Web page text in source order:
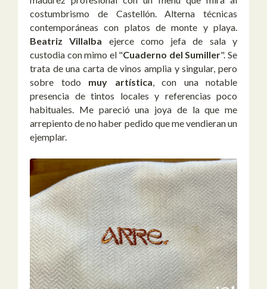
costumbrismo de Castellón. Alterna técnicas
contemporáneas con platos de monte y playa.
Beatriz Villalba ejerce como jefa de sala y
custodia con mimo el "Cuaderno del Sumiller". Se
trata de una carta de vinos amplia y singular, pero
sobre todo muy artística, con una notable
presencia de tintos locales y referencias poco
habituales. Me pareció una joya de la que me
arrepiento de no haber pedido que me vendieran un
ejemplar.